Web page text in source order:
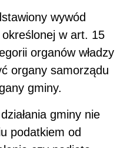
wywód
w art. 15
organów władzy
organy samorządu
gminy.
gminy nie
podatkiem od